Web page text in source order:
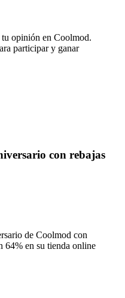
opinión en Coolmod.
participar y ganar
con rebajas
de Coolmod con
64% en su tienda online